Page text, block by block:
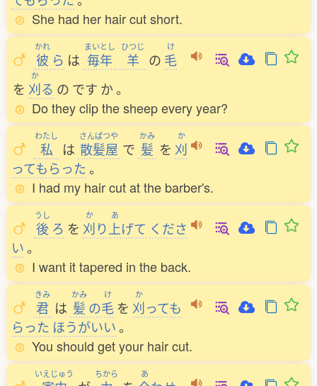
She had her hair cut short.
かれ
彼 ら は
まいとし
毎年
ひつじ
羊 の
け
毛
を
か
刈る の です か。
Do they clip the sheep every year?
わたし
私 は
さんぱつや
散髪屋 で
かみ
髪 を
か
刈
ってもらった。
I had my hair cut at the barber's.
うし
後 ろ を
か
刈り
あ
上げて くださ
い。
I want it tapered in the back.
きみ
君 は
かみ
髪 の
け
毛 を
か
刈っても
らった ほうがいい。
You should get your hair cut.
いえじゅう ちから あ